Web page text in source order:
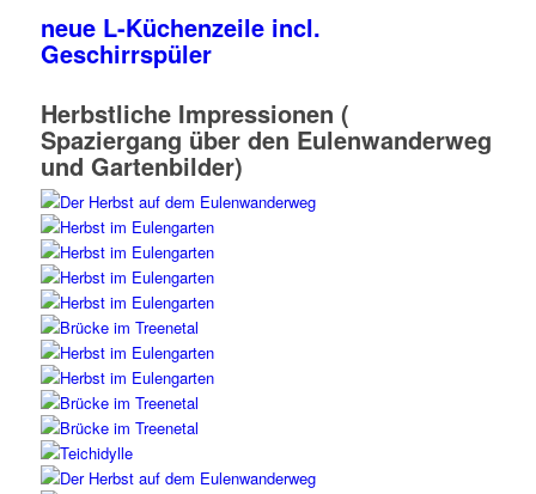
neue L-Küchenzeile incl.
Geschirrspüler
Herbstliche Impressionen (
Spaziergang über den Eulenwanderweg
und Gartenbilder)